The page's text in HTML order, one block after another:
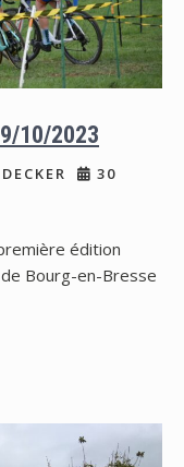
10/2023
30
édition
Bourg-en-Bresse